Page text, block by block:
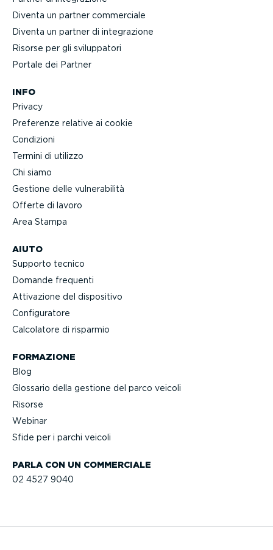
PARLA CON UN COMMERCIALE
02 4527 9040
AIUTO
Supporto tecnico
Domande frequenti
Attivazione del dispositivo
Confi­gu­ratore
Calcolatore di risparmio
FORMAZIONE
Blog
Glossario della gestione del parco veicoli
Risorse
Webinar
Sfide per i parchi veicoli
Diventa un partner commerciale
Diventa un partner di integra­zione
Risorse per gli svilup­patori
Portale dei Partner
INFO
Privacy
Preferenze relative ai cookie
Condizioni
Termini di utilizzo
Chi siamo
Gestione delle vulne­ra­bilità
Offerte di lavoro
Area Stampa